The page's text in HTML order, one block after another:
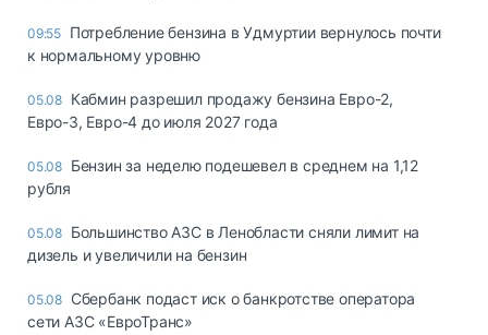
09:55 Потребление бензина в Удмуртии вернулось почти
к нормальному уровню
05.08 Кабмин разрешил продажу бензина Евро-2,
Евро-3, Евро-4 до июля 2027 года
05.08 Бензин за неделю подешевел в среднем на 1,12
рубля
05.08 Большинство АЗС в Ленобласти сняли лимит на
дизель и увеличили на бензин
05.08 Сбербанк подаст иск о банкротстве оператора
сети АЗС «ЕвроТранс»